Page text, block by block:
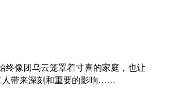
像团乌云笼罩着寸喜的家庭，也让
人带来深刻和重要的影响……